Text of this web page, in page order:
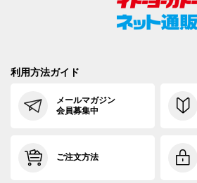
利用方法ガイド
メールマガジン
会員募集中
ご注文方法